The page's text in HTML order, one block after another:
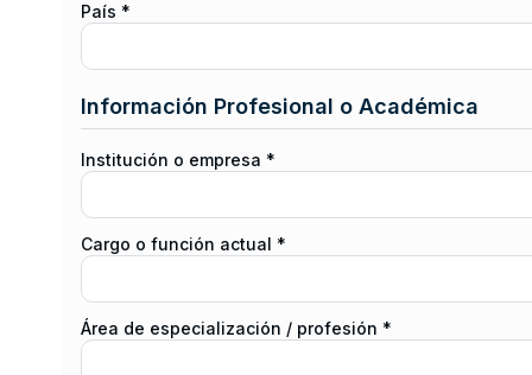
País *
Información Profesional o Académica
Institución o empresa *
Cargo o función actual *
Área de especialización / profesión *